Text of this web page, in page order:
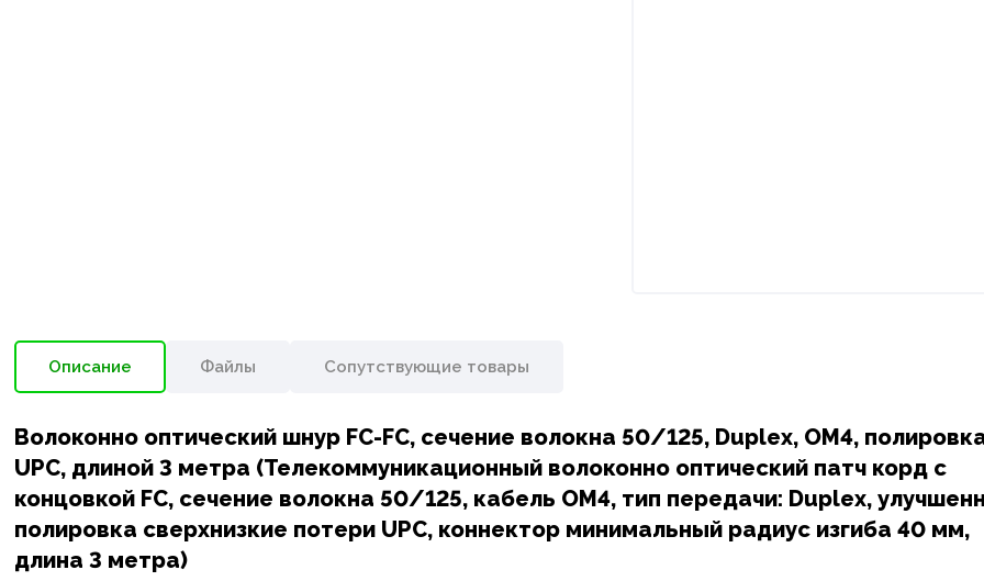
Описание Файлы Сопутствующие товары
Волоконно оптический шнур FC-FC, сечение волокна 50/125, Duplex, OM4,
UPC, длиной 3 метра (Телекоммуникационный волоконно оптический патч корд с
концовкой FC, сечение волокна 50/125, кабель OM4, тип передачи: Duplex,
полировка сверхнизкие потери UPC, коннектор минимальный радиус изгиба 40 мм,
длина 3 метра)